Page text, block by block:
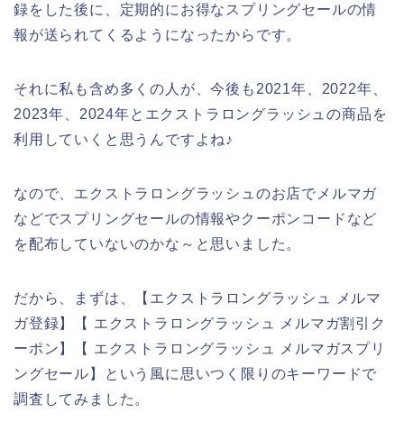
録をした後に、定期的にお得なスプリングセールの情
報が送られてくるようになったからです。
それに私も含め多くの人が、今後も2021年、2022年、
2023年、2024年とエクストラロングラッシュの商品を
利用していくと思うんですよね♪
なので、エクストラロングラッシュのお店でメルマガ
などでスプリングセールの情報やクーポンコードなど
を配布していないのかな～と思いました。
だから、まずは、【エクストラロングラッシュ メルマ
ガ登録】【 エクストラロングラッシュ メルマガ割引ク
ーポン】【 エクストラロングラッシュ メルマガスプリ
ングセール】という風に思いつく限りのキーワードで
調査してみました。